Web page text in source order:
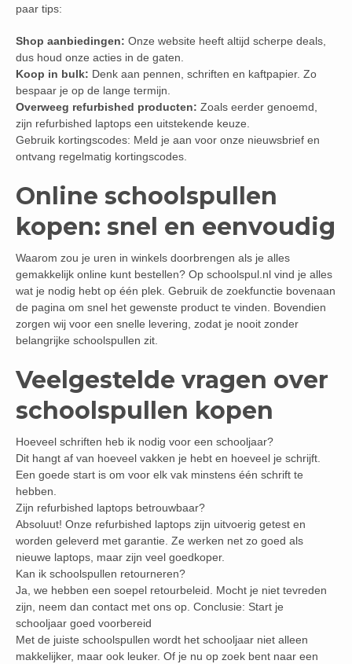
paar tips:
Shop aanbiedingen: Onze website heeft altijd scherpe deals,
dus houd onze acties in de gaten.
Koop in bulk: Denk aan pennen, schriften en kaftpapier. Zo
bespaar je op de lange termijn.
Overweeg refurbished producten: Zoals eerder genoemd,
zijn refurbished laptops een uitstekende keuze.
Gebruik kortingscodes: Meld je aan voor onze nieuwsbrief en
ontvang regelmatig kortingscodes.
Online schoolspullen
kopen: snel en eenvoudig
Waarom zou je uren in winkels doorbrengen als je alles
gemakkelijk online kunt bestellen? Op schoolspul.nl vind je alles
wat je nodig hebt op één plek. Gebruik de zoekfunctie bovenaan
de pagina om snel het gewenste product te vinden. Bovendien
zorgen wij voor een snelle levering, zodat je nooit zonder
belangrijke schoolspullen zit.
Veelgestelde vragen over
schoolspullen kopen
Hoeveel schriften heb ik nodig voor een schooljaar?
Dit hangt af van hoeveel vakken je hebt en hoeveel je schrijft.
Een goede start is om voor elk vak minstens één schrift te
hebben.
Zijn refurbished laptops betrouwbaar?
Absoluut! Onze refurbished laptops zijn uitvoerig getest en
worden geleverd met garantie. Ze werken net zo goed als
nieuwe laptops, maar zijn veel goedkoper.
Kan ik schoolspullen retourneren?
Ja, we hebben een soepel retourbeleid. Mocht je niet tevreden
zijn, neem dan contact met ons op. Conclusie: Start je
schooljaar goed voorbereid
Met de juiste schoolspullen wordt het schooljaar niet alleen
makkelijker, maar ook leuker. Of je nu op zoek bent naar een